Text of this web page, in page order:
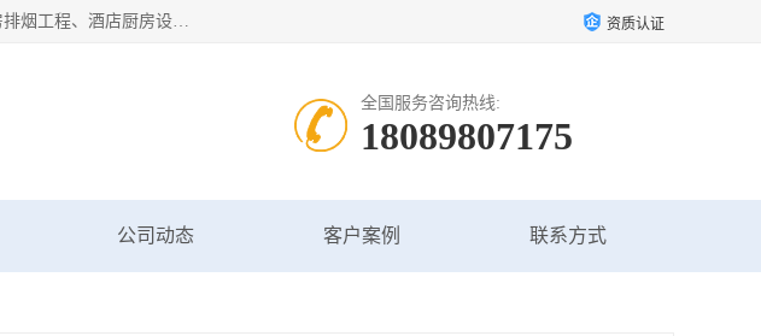
海南鑫艺达通风设备有限公司是一家海南通风设备工厂，主要从事：消防排烟工程、油烟净化工程、厨房排烟工程、酒店厨房设备、新风排风系统、镀锌铁皮管道加工、暖通工程、通风管道安装、消防火阀百叶风口等业务。公司拥有管道及配件一体化工厂生产线，良好的售后服务，良好的设计团队，良好的施工团队、良好管理人员，掌握畅通丰富的信息、市场渠道。 资质认证
全国服务咨询热线:
18089807175
公司动态 客户案例 联系方式